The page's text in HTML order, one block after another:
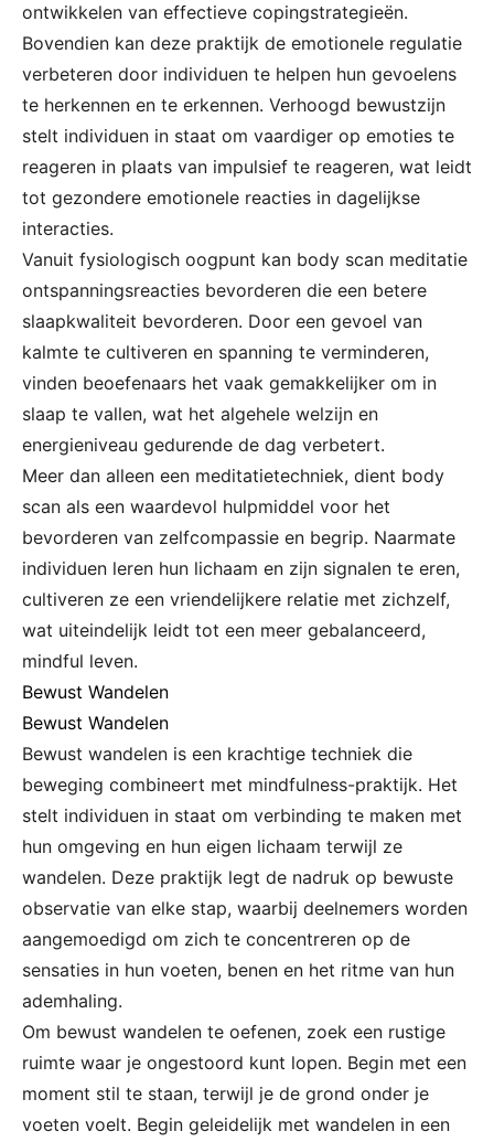
ontwikkelen van effectieve copingstrategieën.
Bovendien kan deze praktijk de emotionele regulatie
verbeteren door individuen te helpen hun gevoelens
te herkennen en te erkennen. Verhoogd bewustzijn
stelt individuen in staat om vaardiger op emoties te
reageren in plaats van impulsief te reageren, wat leidt
tot gezondere emotionele reacties in dagelijkse
interacties.
Vanuit fysiologisch oogpunt kan body scan meditatie
ontspanningsreacties bevorderen die een betere
slaapkwaliteit bevorderen. Door een gevoel van
kalmte te cultiveren en spanning te verminderen,
vinden beoefenaars het vaak gemakkelijker om in
slaap te vallen, wat het algehele welzijn en
energieniveau gedurende de dag verbetert.
Meer dan alleen een meditatietechniek, dient body
scan als een waardevol hulpmiddel voor het
bevorderen van zelfcompassie en begrip. Naarmate
individuen leren hun lichaam en zijn signalen te eren,
cultiveren ze een vriendelijkere relatie met zichzelf,
wat uiteindelijk leidt tot een meer gebalanceerd,
mindful leven.
Bewust Wandelen
Bewust Wandelen
Bewust wandelen is een krachtige techniek die
beweging combineert met mindfulness-praktijk. Het
stelt individuen in staat om verbinding te maken met
hun omgeving en hun eigen lichaam terwijl ze
wandelen. Deze praktijk legt de nadruk op bewuste
observatie van elke stap, waarbij deelnemers worden
aangemoedigd om zich te concentreren op de
sensaties in hun voeten, benen en het ritme van hun
ademhaling.
Om bewust wandelen te oefenen, zoek een rustige
ruimte waar je ongestoord kunt lopen. Begin met een
moment stil te staan, terwijl je de grond onder je
voeten voelt. Begin geleidelijk met wandelen in een